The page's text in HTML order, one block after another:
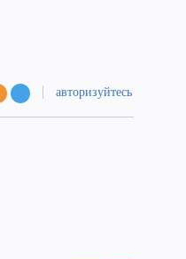
авторизуйтесь